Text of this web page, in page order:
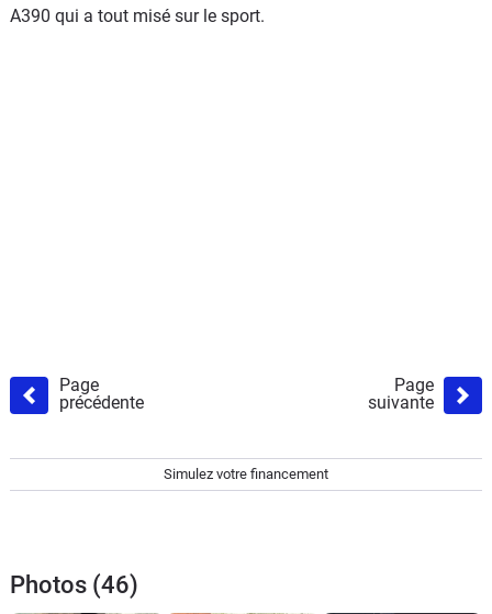
A390 qui a tout misé sur le sport.
Page
précédente
Page
suivante
Simulez votre financement
Photos (46)